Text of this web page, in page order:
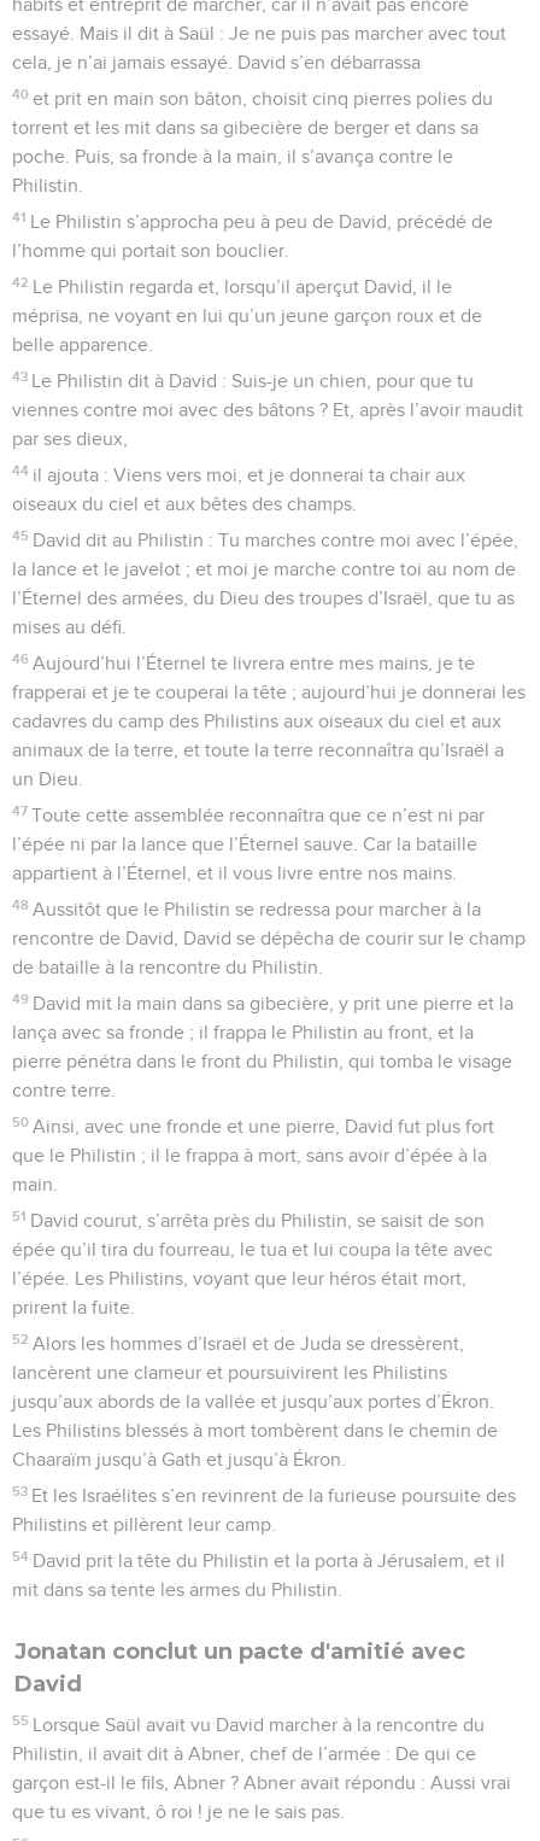
habits et entreprit de marcher, car il n’avait pas encore
essayé. Mais il dit à Saül : Je ne puis pas marcher avec tout
cela, je n’ai jamais essayé. David s’en débarrassa
40 et prit en main son bâton, choisit cinq pierres polies du
torrent et les mit dans sa gibecière de berger et dans sa
poche. Puis, sa fronde à la main, il s’avança contre le
Philistin.
41 Le Philistin s’approcha peu à peu de David, précédé de
l’homme qui portait son bouclier.
42 Le Philistin regarda et, lorsqu’il aperçut David, il le
méprisa, ne voyant en lui qu’un jeune garçon roux et de
belle apparence.
43 Le Philistin dit à David : Suis-je un chien, pour que tu
viennes contre moi avec des bâtons ? Et, après l’avoir maudit
par ses dieux,
44 il ajouta : Viens vers moi, et je donnerai ta chair aux
oiseaux du ciel et aux bêtes des champs.
45 David dit au Philistin : Tu marches contre moi avec l’épée,
la lance et le javelot ; et moi je marche contre toi au nom de
l’Éternel des armées, du Dieu des troupes d’Israël, que tu as
mises au défi.
46 Aujourd’hui l’Éternel te livrera entre mes mains, je te
frapperai et je te couperai la tête ; aujourd’hui je donnerai les
cadavres du camp des Philistins aux oiseaux du ciel et aux
animaux de la terre, et toute la terre reconnaîtra qu’Israël a
un Dieu.
47 Toute cette assemblée reconnaîtra que ce n’est ni par
l’épée ni par la lance que l’Éternel sauve. Car la bataille
appartient à l’Éternel, et il vous livre entre nos mains.
48 Aussitôt que le Philistin se redressa pour marcher à la
rencontre de David, David se dépêcha de courir sur le champ
de bataille à la rencontre du Philistin.
49 David mit la main dans sa gibecière, y prit une pierre et la
lança avec sa fronde ; il frappa le Philistin au front, et la
pierre pénétra dans le front du Philistin, qui tomba le visage
contre terre.
50 Ainsi, avec une fronde et une pierre, David fut plus fort
que le Philistin ; il le frappa à mort, sans avoir d’épée à la
main.
51 David courut, s’arrêta près du Philistin, se saisit de son
épée qu’il tira du fourreau, le tua et lui coupa la tête avec
l’épée. Les Philistins, voyant que leur héros était mort,
prirent la fuite.
52 Alors les hommes d’Israël et de Juda se dressèrent,
lancèrent une clameur et poursuivirent les Philistins
jusqu’aux abords de la vallée et jusqu’aux portes d’Ékron.
Les Philistins blessés à mort tombèrent dans le chemin de
Chaaraïm jusqu’à Gath et jusqu’à Ékron.
53 Et les Israélites s’en revinrent de la furieuse poursuite des
Philistins et pillèrent leur camp.
54 David prit la tête du Philistin et la porta à Jérusalem, et il
mit dans sa tente les armes du Philistin.
Jonatan conclut un pacte d'amitié avec
David
55 Lorsque Saül avait vu David marcher à la rencontre du
Philistin, il avait dit à Abner, chef de l’armée : De qui ce
garçon est-il le fils, Abner ? Abner avait répondu : Aussi vrai
que tu es vivant, ô roi ! je ne le sais pas.